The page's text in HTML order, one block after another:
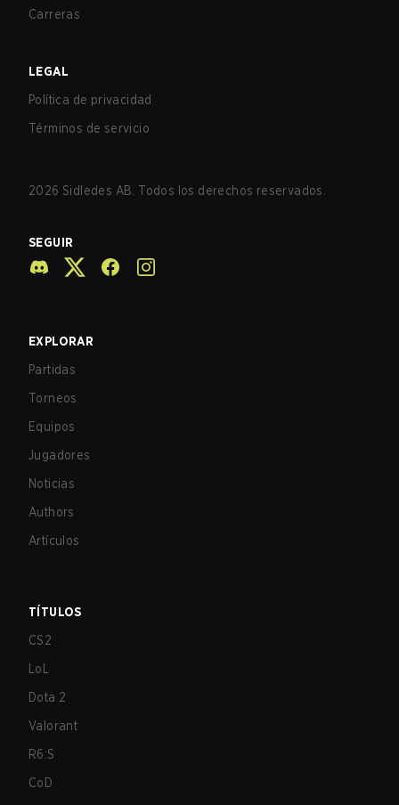
Carreras
LEGAL
Política de privacidad
Términos de servicio
2026 Sidledes AB. Todos los derechos reservados.
SEGUIR
EXPLORAR
Partidas
Torneos
Equipos
Jugadores
Noticias
Authors
Artículos
TÍTULOS
CS2
LoL
Dota 2
Valorant
R6:S
CoD